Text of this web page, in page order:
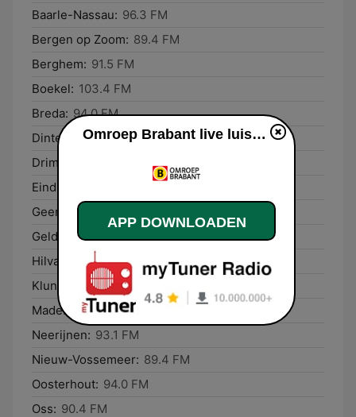
Baarle-Nassau: 96.3 FM
Bergen op Zoom: 89.4 FM
Berghem: 91.5 FM
Boekel: 103.4 FM
Breda: 94.0 FM
Dinteloord: 89.4 FM
Drimmelen:
Eindhoven:
Geertruidenberg:
Geldermalsen: 93.1 FM
Hilvarenbeek: 91.9 FM
Klundert:
94.1 FM
Made:
94.1 FM
Neerijnen: 93.1 FM
Nieuw-Vossemeer: 89.4 FM
Oosterhout: 94.0 FM
Oss: 90.4 FM
Omroep Brabant live luisteren
APP DOWNLOADEN